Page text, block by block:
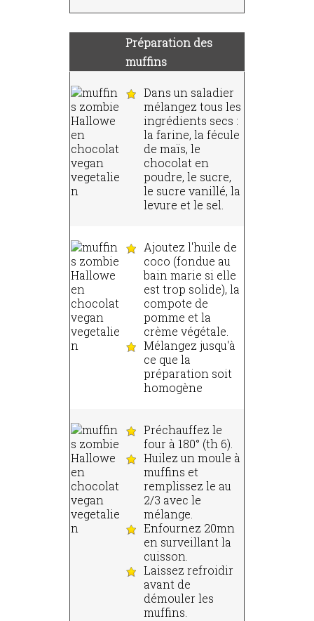
Préparation des
muffins
Dans un saladier
mélangez tous les
ingrédients secs :
la farine, la fécule
de maïs, le
chocolat en
poudre, le sucre,
le sucre vanillé, la
levure et le sel.
Ajoutez l'huile de
coco (fondue au
bain marie si elle
est trop solide), la
compote de
pomme et la
crème végétale.
Mélangez jusqu'à
ce que la
préparation soit
homogène
Préchauffez le
four à 180° (th 6).
Huilez un moule à
muffins et
remplissez le au
2/3 avec le
mélange.
Enfournez 20mn
en surveillant la
cuisson.
Laissez refroidir
avant de
démouler les
muffins.